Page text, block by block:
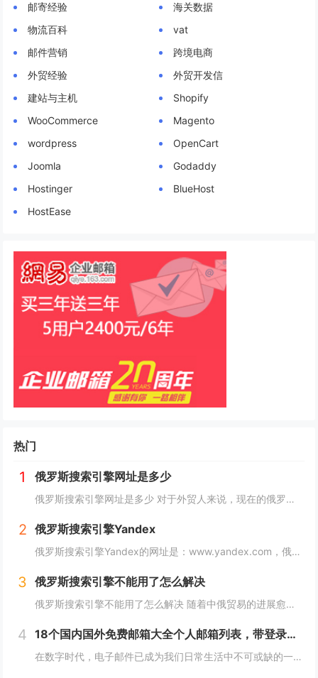
邮寄经验
海关数据
物流百科
vat
邮件营销
跨境电商
外贸经验
外贸开发信
建站与主机
Shopify
WooCommerce
Magento
wordpress
OpenCart
Joomla
Godaddy
Hostinger
BlueHost
HostEase
热门
1 俄罗斯搜索引擎网址是多少
俄罗斯搜索引擎网址是多少 对于外贸人来说，现在的俄罗斯市场可以算是一个炙手可热的香饽饽，而要开发俄罗斯客户，就需要会用他们的搜索引擎，下面详细介绍俄罗斯搜索引擎网址是多少？ 俄罗斯搜索引擎网址是多少 俄罗斯引擎官方入口地址https...
2 俄罗斯搜索引擎Yandex
俄罗斯搜索引擎Yandex的网址是：www.yandex.com，俄罗斯最著名和最常用的搜索引擎之一，"Яндекс"（Yandex）提供搜索引擎、电子邮件、在线地图、音乐、新闻、视频等各种在线服务。 如果你想访问"Яндекс"（Yan...
3 俄罗斯搜索引擎不能用了怎么解决
俄罗斯搜索引擎不能用了怎么解决 随着中俄贸易的进展愈加顺利，越来越多的外贸人都尝试着与俄罗斯客户进行接触，而这最重要的便是学会使用俄罗斯搜索引擎，但很多人会发现自己的搜索引擎突然不能用了，下面，小编就来详细介绍下俄罗斯搜索引擎不能用了怎么解...
4 18个国内国外免费邮箱大全个人邮箱列表，带登录链接
在数字时代，电子邮件已成为我们日常生活中不可或缺的一部分。无论是在工作、学习还是生活中，我们都需要一个安全、稳定、快速的邮箱服务来满足我们的需求。今天，我们将为您带来18个国内外免费邮箱大全，并附上登录链接，让您轻松获取您心仪的邮箱服务。...